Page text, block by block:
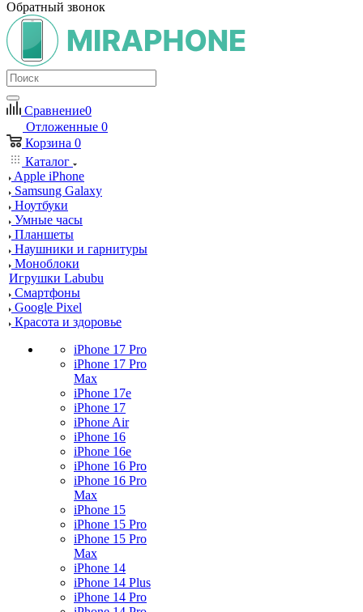
Обратный звонок
Сравнение0
Отложенные 0
Корзина 0
Каталог
Apple iPhone
Samsung Galaxy
Ноутбуки
Умные часы
Планшеты
Наушники и гарнитуры
Моноблоки
Игрушки Labubu
Смартфоны
Google Pixel
Красота и здоровье
iPhone 17 Pro
iPhone 17 Pro
Max
iPhone 17e
iPhone 17
iPhone Air
iPhone 16
iPhone 16e
iPhone 16 Pro
iPhone 16 Pro
Max
iPhone 15
iPhone 15 Pro
iPhone 15 Pro
Max
iPhone 14
iPhone 14 Plus
iPhone 14 Pro